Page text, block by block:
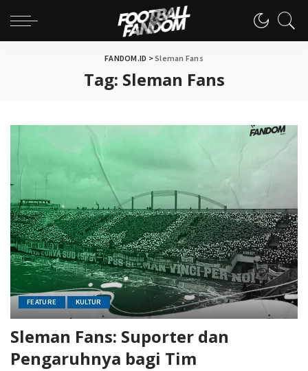
FANDOM.ID >Sleman Fans
Tag: Sleman Fans
FEATURE KULTUR
Sleman Fans: Suporter dan
Pengaruhnya bagi Tim